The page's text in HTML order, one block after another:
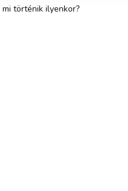
történik ilyenkor?